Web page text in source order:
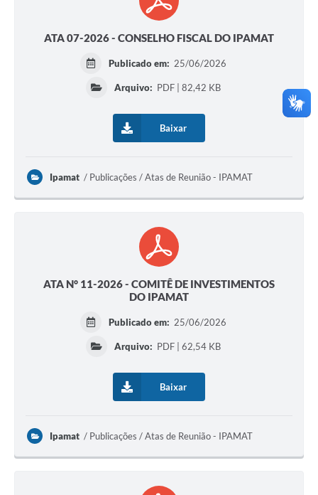
ATA 07-2026 - CONSELHO FISCAL DO IPAMAT
Publicado em: 25/06/2026
Arquivo: PDF | 82,42 KB
Baixar
Ipamat Publicações / Atas de Reunião - IPAMAT
ATA N° 11-2026 - COMITÊ DE INVESTIMENTOS
DO IPAMAT
Publicado em: 25/06/2026
Arquivo: PDF | 62,54 KB
Baixar
Ipamat Publicações / Atas de Reunião - IPAMAT